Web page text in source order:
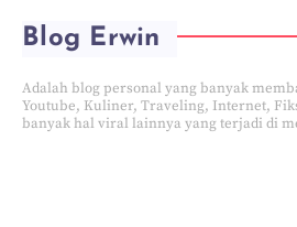
Blog Erwin
Adalah blog personal yang banyak
Youtube, Kuliner, Traveling, Internet,
banyak hal viral lainnya yang terjadi di